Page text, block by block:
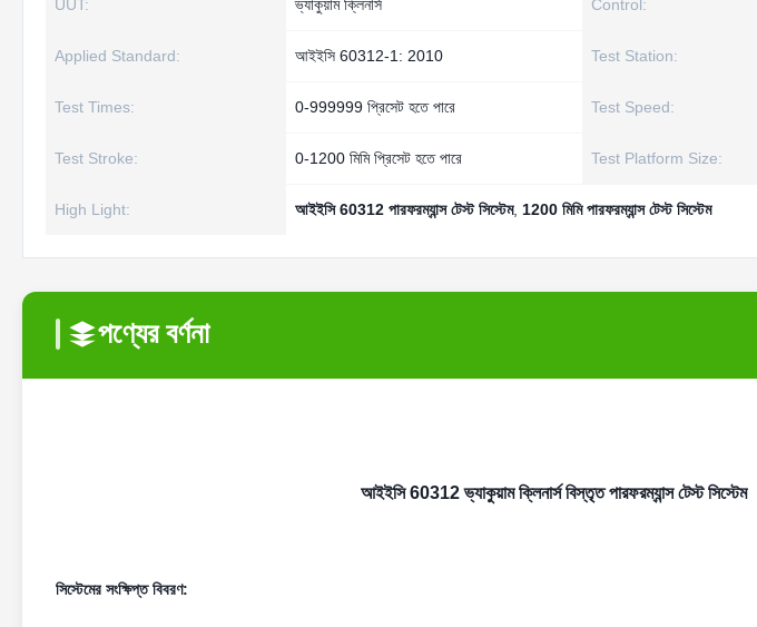
UUT: ভ্যাকুয়াম ক্লিনার্স Control:
Applied Standard: আইইসি 60312-1: 2010 Test Station:
Test Times: 0-999999 প্রিসেট হতে পারে Test Speed:
Test Stroke: 0-1200 মিমি প্রিসেট হতে পারে Test Platform Size:
High Light: আইইসি 60312 পারফরম্যান্স টেস্ট সিস্টেম, 1200 মিমি পারফরম্যান্স টেস্ট সিস্টেম
পণ্যের বর্ণনা
আইইসি 60312 ভ্যাকুয়াম ক্লিনার্স বিস্তৃত পারফরম্যান্স টেস্ট সিস্টেম
সিস্টেমের সংক্ষিপ্ত বিবরণ: